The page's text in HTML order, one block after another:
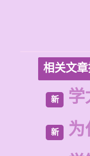
相关文
新 学
新
为